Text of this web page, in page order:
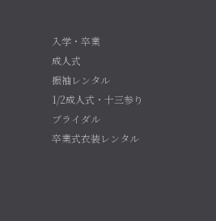
入学・卒業
成人式
振袖レンタル
1/2成人式・十三参り
ブライダル
卒業式衣装レンタル